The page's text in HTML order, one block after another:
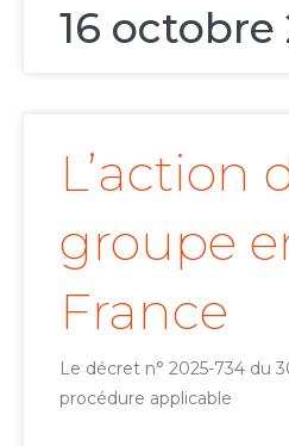
16 octobre
L’action
groupe
France
Le décret n° 2025-734 du
procédure applicable